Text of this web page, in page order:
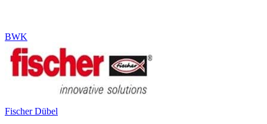
BWK
Fischer Dübel